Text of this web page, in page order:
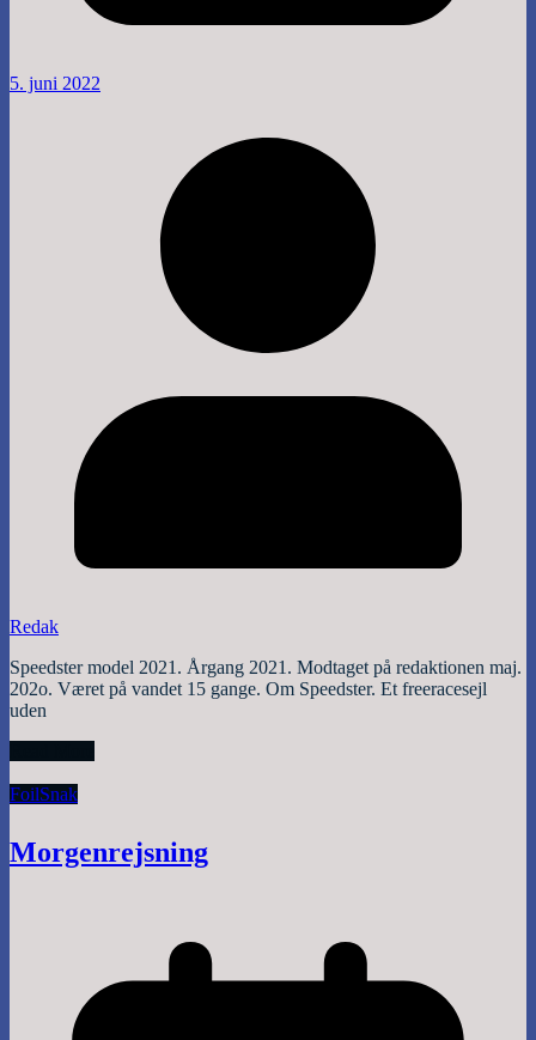
5. juni 2022
Redak
Speedster model 2021. Årgang 2021. Modtaget på redaktionen maj.
202o. Været på vandet 15 gange. Om Speedster. Et freeracesejl
uden
FoilSnak
Morgenrejsning